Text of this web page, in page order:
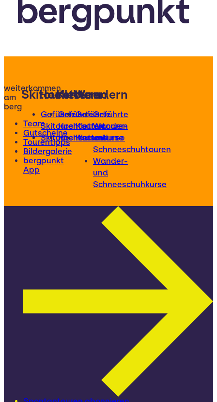
bergpunkt
weiterkommen
am
berg
Team
Gutscheine
Tourentipps
Bildergalerie
bergpunkt
App
Skitouren
Geführte
Skitouren
Skitourenkurse
Hochtouren
Geführte
Hochtouren
Hochtourenkurse
Klettern
Geführte
Klettertouren
Kletterkurse
Wandern
Geführte
Wander-
und
Schneeschuhtouren
Wander-
und
Schneeschuhkurse